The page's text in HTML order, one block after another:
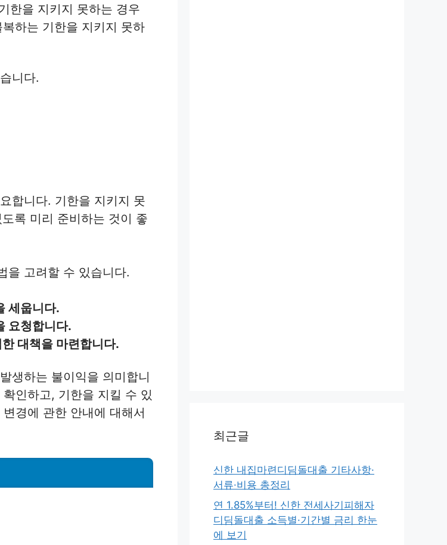
한을 지키지 못하는 경우
하는 기한을 지키지 못하
니다.
합니다. 기한을 지키지 못
록 미리 준비하는 것이 좋
을 고려할 수 있습니다.
세웁니다.
요청합니다.
대책을 마련합니다.
생하는 불이익을 의미합니
인하고, 기한을 지킬 수 있
경에 관한 안내에 대해서
최근글
신한 내집마련디딤돌대출 기타사항·
서류·비용 총정리
연 1.85%부터! 신한 전세사기피해자
디딤돌대출 소득별·기간별 금리 한눈
에 보기